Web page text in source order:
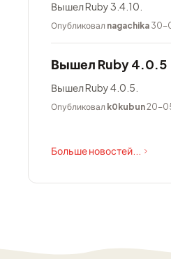
Вышел Ruby 3.4.10.
Опубликовал nagachika 30-
Вышел Ruby 4.0.5
Вышел Ruby 4.0.5.
Опубликовал k0kubun20-
Больше новостей...